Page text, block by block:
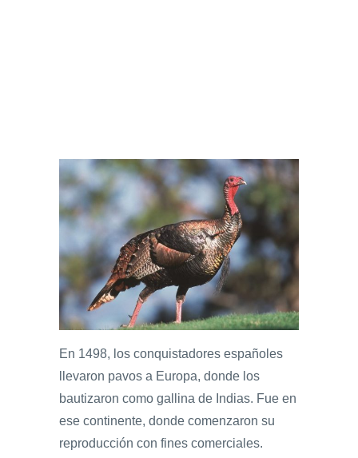
En 1498, los conquistadores españoles
llevaron pavos a Europa, donde los
bautizaron como gallina de Indias. Fue en
ese continente, donde comenzaron su
reproducción con fines comerciales.